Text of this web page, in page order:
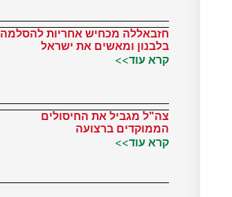
חזבאללה מכחיש אחריות להסלמה
בלבנון ומאשים את ישראל
קרא עוד>>
צה"ל מגביל את החיסולים
הממוקדים ברצועה
קרא עוד>>